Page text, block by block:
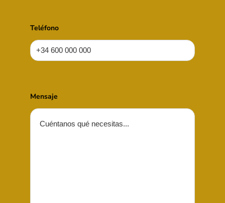
Teléfono
Mensaje